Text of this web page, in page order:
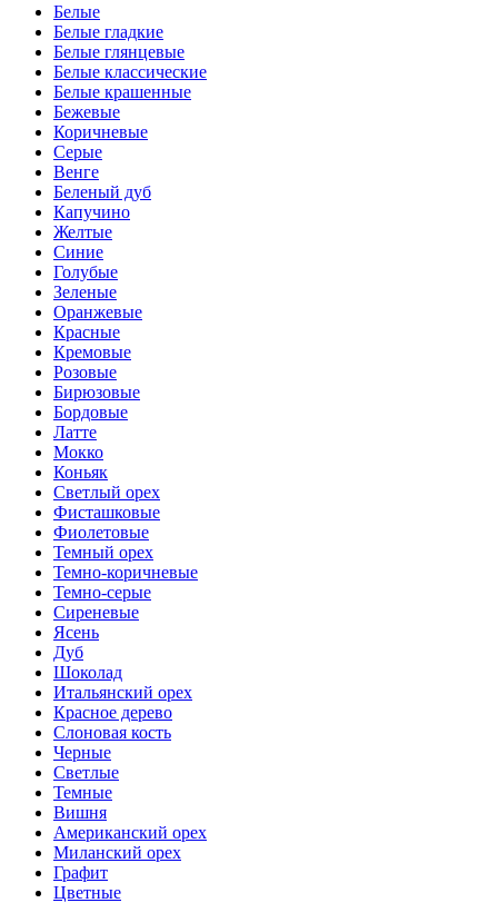
Белые
Белые гладкие
Белые глянцевые
Белые классические
Белые крашенные
Бежевые
Коричневые
Серые
Венге
Беленый дуб
Капучино
Желтые
Синие
Голубые
Зеленые
Оранжевые
Красные
Кремовые
Розовые
Бирюзовые
Бордовые
Латте
Мокко
Коньяк
Светлый орех
Фисташковые
Фиолетовые
Темный орех
Темно-коричневые
Темно-серые
Сиреневые
Ясень
Дуб
Шоколад
Итальянский орех
Красное дерево
Слоновая кость
Черные
Светлые
Темные
Вишня
Американский орех
Миланский орех
Графит
Цветные